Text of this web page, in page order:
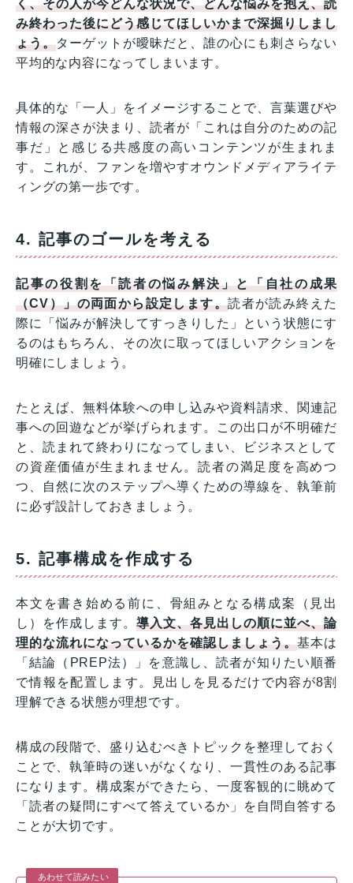
く、その人が今どんな状況で、どんな悩みを抱え、読
み終わった後にどう感じてほしいかまで深掘りしまし
ょう。ターゲットが曖昧だと、誰の心にも刺さらない
平均的な内容になってしまいます。
具体的な「一人」をイメージすることで、言葉選びや
情報の深さが決まり、読者が「これは自分のための記
事だ」と感じる共感度の高いコンテンツが生まれま
す。これが、ファンを増やすオウンドメディアライテ
ィングの第一歩です。
4. 記事のゴールを考える
記事の役割を「読者の悩み解決」と「自社の成果
（CV）」の両面から設定します。読者が読み終えた
際に「悩みが解決してすっきりした」という状態にす
るのはもちろん、その次に取ってほしいアクションを
明確にしましょう。
たとえば、無料体験への申し込みや資料請求、関連記
事への回遊などが挙げられます。この出口が不明確だ
と、読まれて終わりになってしまい、ビジネスとして
の資産価値が生まれません。読者の満足度を高めつ
つ、自然に次のステップへ導くための導線を、執筆前
に必ず設計しておきましょう。
5. 記事構成を作成する
本文を書き始める前に、骨組みとなる構成案（見出
し）を作成します。導入文、各見出しの順に並べ、論
理的な流れになっているかを確認しましょう。基本は
「結論（PREP法）」を意識し、読者が知りたい順番
で情報を配置します。見出しを見るだけで内容が8割
理解できる状態が理想です。
構成の段階で、盛り込むべきトピックを整理しておく
ことで、執筆時の迷いがなくなり、一貫性のある記事
になります。構成案ができたら、一度客観的に眺めて
「読者の疑問にすべて答えているか」を自問自答する
ことが大切です。
あわせて読みたい